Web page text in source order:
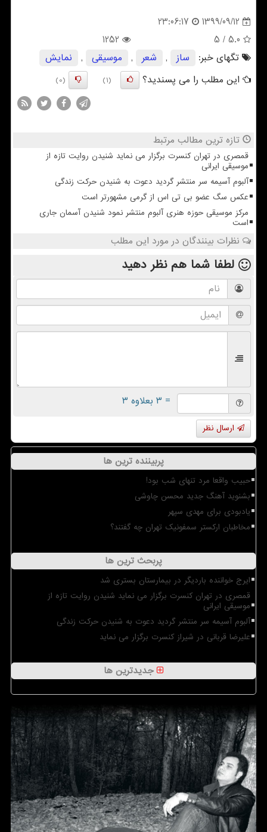
1399/09/12
23:06:17
5.0
/ 5
1252
تگهای خبر:
ساز , شعر , موسیقی ,
نمایش
این مطلب را می پسندید؟
(1)
(0)
تازه ترین مطالب مرتبط
قمصری در تهران کنسرت برگزار می نماید شنیدن روایت تازه از
موسیقی ایرانی
آلبوم آسیمه سر منتشر گردید دعوت به شنیدن حرکت زندگی
عکس سگ عضو بی تی اس از گرمی مشهورتر است
مرکز موسیقی حوزه هنری آلبوم منتشر نمود شنیدن آسمان جاری
است
نظرات بینندگان در مورد این مطلب
لطفا شما همنظر دهید
= ۳ بعلاوه ۳
ارسال نظر
پربیننده ترین ها
حبیب واقعا مرد تنهای شب بود!
بشنوید آهنگ جدید محسن چاوشی
یادبودی برای مهدی سپهر
مخاطبان ارکستر سمفونیک تهران چه گفتند؟
پربحث ترین ها
ایرج خواننده باردیگر در بیمارستان بستری شد
قمصری در تهران کنسرت برگزار می نماید شنیدن روایت تازه از
موسیقی ایرانی
آلبوم آسیمه سر منتشر گردید دعوت به شنیدن حرکت زندگی
علیرضا قربانی در شیراز کنسرت برگزار می نماید
جدیدترین ها